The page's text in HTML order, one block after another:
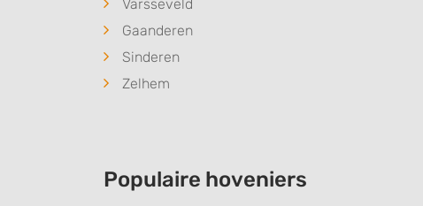
Varsseveld
Gaanderen
Sinderen
Zelhem
Populaire hoveniers